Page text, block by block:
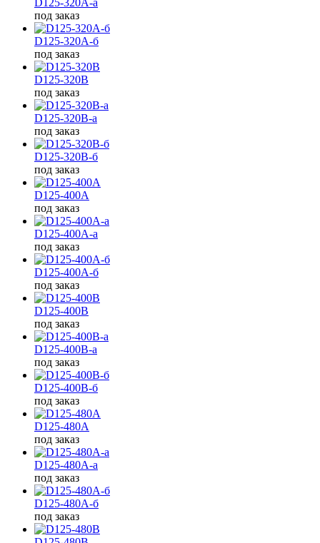
под заказ
D125-320A-б
под заказ
D125-320B
под заказ
D125-320B-а
под заказ
D125-320B-б
под заказ
D125-400A
под заказ
D125-400A-а
под заказ
D125-400A-б
под заказ
D125-400B
под заказ
D125-400B-а
под заказ
D125-400B-б
под заказ
D125-480A
под заказ
D125-480A-а
под заказ
D125-480A-б
под заказ